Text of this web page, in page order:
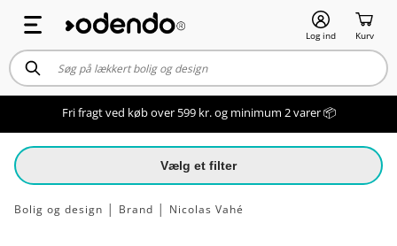
Log ind Kurv
Fri fragt ved køb over 599 kr. og minimum 2 varer 📦
Vælg et filter
Bolig og design Brand Nicolas Vahé